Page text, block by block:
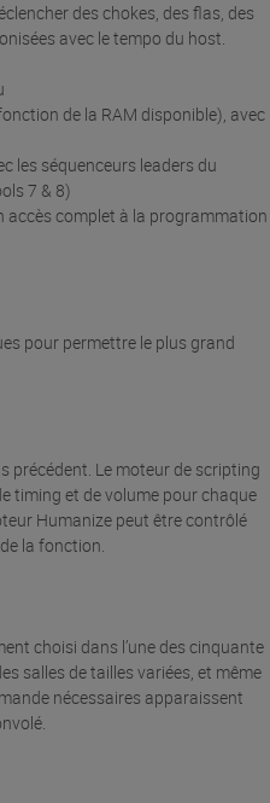
des chokes, des flas, des
avec le tempo du host.
de la RAM disponible), avec
les séquenceurs leaders du
7 & 8)
accès complet à la programmation
pour permettre le plus grand
précédent. Le moteur de scripting
timing et de volume pour chaque
Humanize peut être contrôlé
la fonction.
choisi dans l’une des cinquante
salles de tailles variées, et même
nécessaires apparaissent